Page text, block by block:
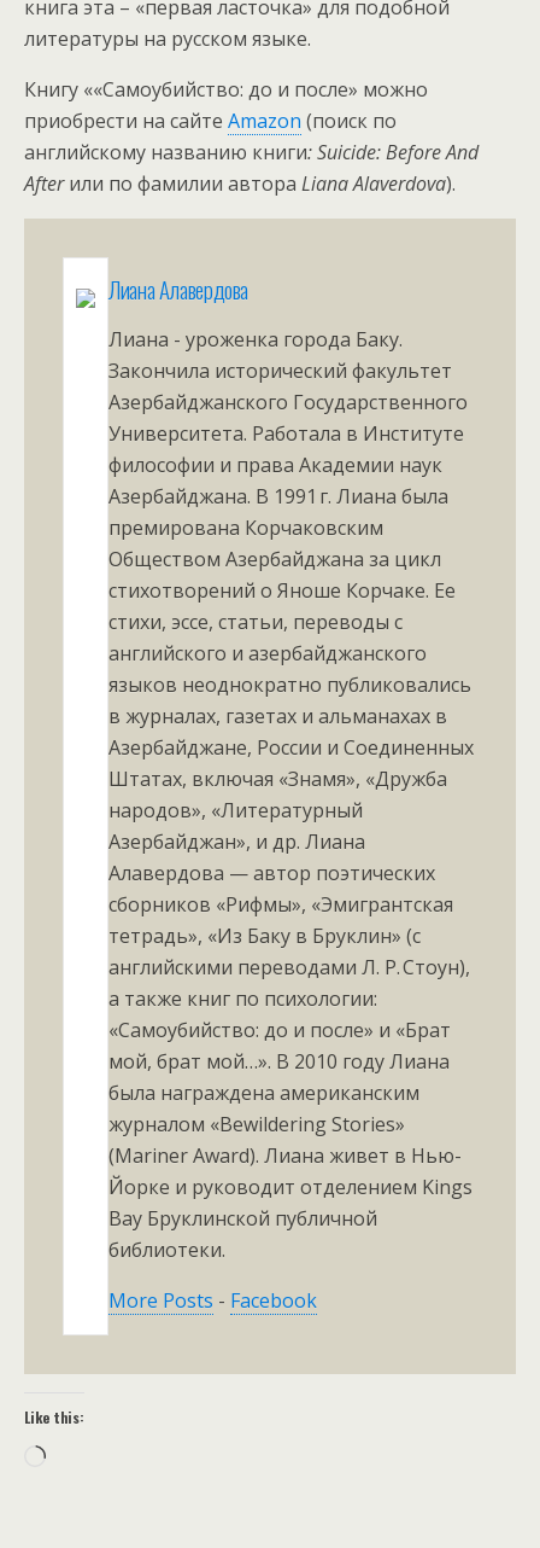
книга эта – «первая ласточка» для подобной
литературы на русском языке.
Книгу ««Самоубийство: до и после» можно
приобрести на сайте Аmazon (поиск по
английскому названию книги:Suicide: BeforeAnd
After или по фамилии автора LianaAlaverdova).
Лиана Алавердова
Лиана - уроженка города Баку.
Закончила исторический факультет
Азербайджанского Государственного
Университета. Работала в Институте
философии и права Академии наук
Азербайджана. В 1991 г. Лиана была
премирована Корчаковским
Обществом Азербайджана за цикл
стихотворений о Яноше Корчаке. Ее
стихи, эссе, статьи, переводы с
английского и азербайджанского
языков неоднократно публиковались
в журналах, газетах и альманахах в
Азербайджане, России и Соединенных
Штатах, включая «Знамя», «Дружба
народов», «Литературный
Азербайджан», и др. Лиана
Алавердова — ​автор поэтических
сборников «Рифмы», «Эмигрантская
тетрадь», «Из Баку в Бруклин» (с
английскими переводами Л. Р. Стоун),
а также книг по психологии:
«Самоубийство: до и после» и «Брат
мой, брат мой…». В 2010 году Лиана
была награждена американским
журналом «Bewildering Stories»
(Mariner Award). Лиана живет в Нью-
Йорке и руководит отделением Kings
Bay Бруклинской публичной
библиотеки.
More Posts - Facebook
Like this:
Loading…